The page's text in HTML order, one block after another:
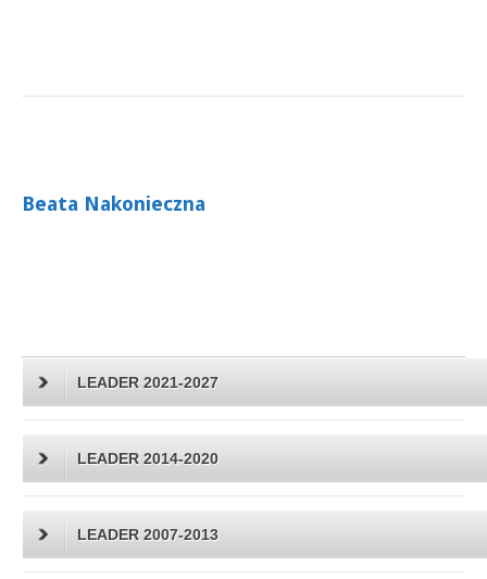
Beata Nakonieczna
LEADER 2021-2027
LEADER 2014-2020
LEADER 2007-2013